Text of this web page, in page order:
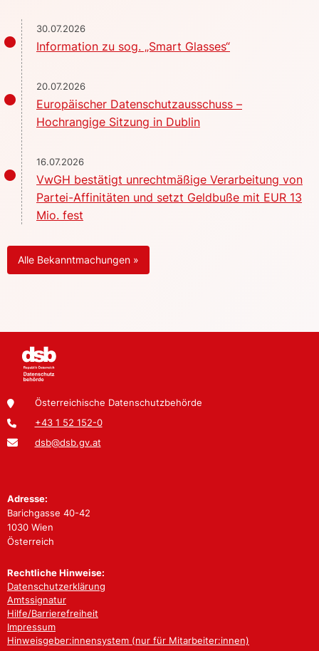
30.07.2026
Information zu sog. „Smart Glasses“
20.07.2026
Europäischer Datenschutzausschuss –
Hochrangige Sitzung in Dublin
16.07.2026
VwGH bestätigt unrechtmäßige Verarbeitung von
Partei-Affinitäten und setzt Geldbuße mit EUR 13
Mio. fest
Alle Bekanntmachungen »
Österreichische Datenschutzbehörde
+43 1 52 152-0
dsb@dsb.gv.at
Adresse:
Barichgasse 40-42
1030 Wien
Österreich
Rechtliche Hinweise:
Datenschutzerklärung
Amtssignatur
Hilfe/Barrierefreiheit
Impressum
Hinweisgeber:innensystem (nur für Mitarbeiter:innen)